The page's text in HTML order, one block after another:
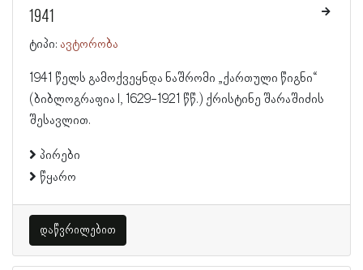
1941
ტიპი: ავტორობა
1941 წელს გამოქვეყნდა ნაშრომი „ქართული წიგნი“
(ბიბლოგრაფია I, 1629-1921 წწ.) ქრისტინე შარაშიძის
შესავლით.
პირები
წყარო
დაწვრილებით